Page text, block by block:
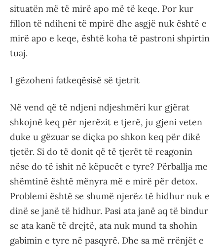
situatën më të mirë apo më të keqe. Por kur
fillon të ndiheni të mpirë dhe asgjë nuk është e
mirë apo e keqe, është koha të pastroni shpirtin
tuaj.
I gëzoheni fatkeqësisë së tjetrit
Në vend që të ndjeni ndjeshmëri kur gjërat
shkojnë keq për njerëzit e tjerë, ju gjeni veten
duke u gëzuar se diçka po shkon keq për dikë
tjetër. Si do të donit që të tjerët të reagonin
nëse do të ishit në këpucët e tyre? Përballja me
shëmtinë është mënyra më e mirë për detox.
Problemi është se shumë njerëz të hidhur nuk e
dinë se janë të hidhur. Pasi ata janë aq të bindur
se ata kanë të drejtë, ata nuk mund ta shohin
gabimin e tyre në pasqyrë. Dhe sa më rrënjët e